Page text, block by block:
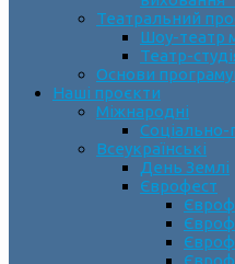
Театральний
Шоу-театр
Театр-
Основи
Наші проєкти
Міжнародні
Соціально-
Всеукраїнські
День Землі
Єврофест